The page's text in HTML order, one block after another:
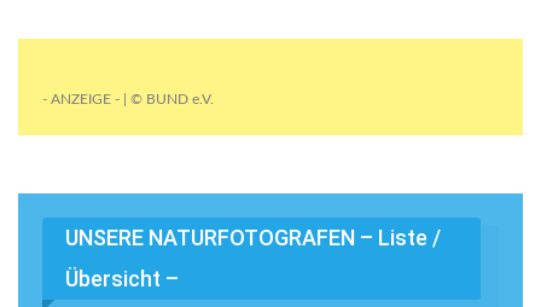
- ANZEIGE - | © BUND e.V.
UNSERE NATURFOTOGRAFEN – Liste /
Übersicht –